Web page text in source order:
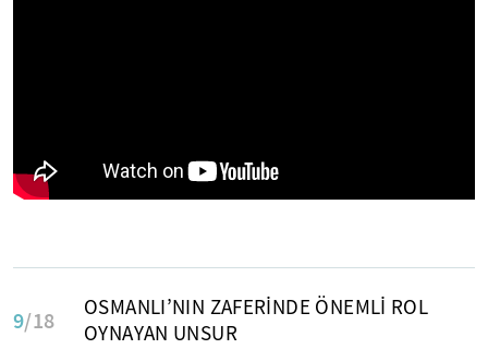
9/18
OSMANLI’NIN ZAFERİNDE ÖNEMLİ ROL
OYNAYAN UNSUR